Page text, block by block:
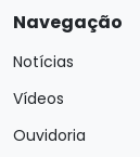
Navegação
Notícias
Vídeos
Ouvidoria